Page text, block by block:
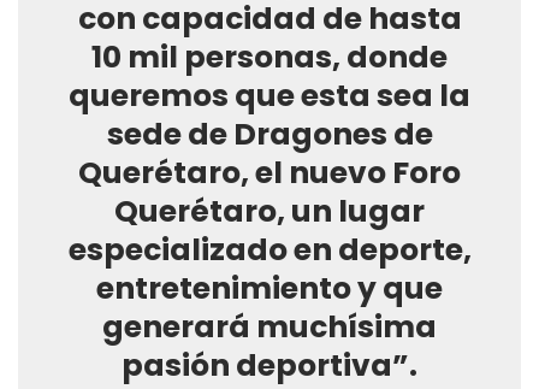
con capacidad de hasta
10 mil personas, donde
queremos que esta sea la
sede de Dragones de
Querétaro, el nuevo Foro
Querétaro, un lugar
especializado en deporte,
entretenimiento y que
generará muchísima
pasión deportiva”.